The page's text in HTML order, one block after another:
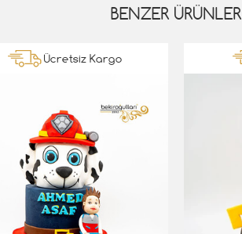
BENZER ÜRÜNLER
Ücretsiz Kargo